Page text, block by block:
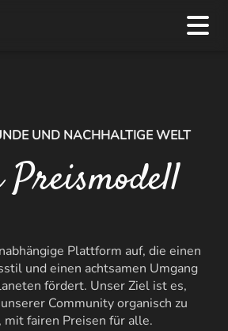
UND NACHHALTIGE WELT
Preismodell
Plattform auf, die einen
und einen achtsamen Umgang
fördert. Unser Ziel ist es,
Community organisch zu
mit fairen Preisen für alle.
ENGLISH